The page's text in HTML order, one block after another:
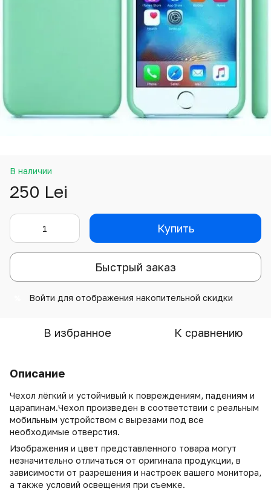
В наличии
250 Lei
Купить
Быстрый заказ
Войти для отображения накопительной скидки
В избранное К сравнению
Описание
Чехол лёгкий и устойчивый к повреждениям, падениям и
царапинам.Чехол произведен в соответствии с реальным
мобильным устройством с вырезами под все
необходимые отверстия.
Изображения и цвет представленного товара могут
незначительно отличаться от оригинала продукции, в
зависимости от разрешения и настроек вашего монитора,
а также условий освещения при съемке.